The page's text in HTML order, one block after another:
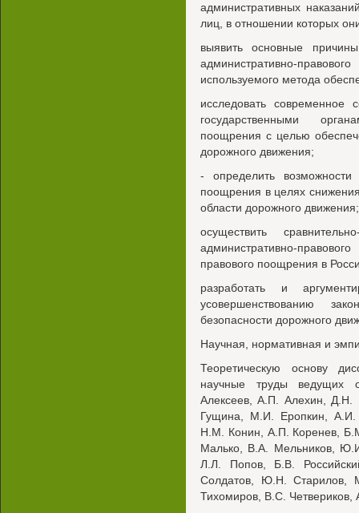
административных
лиц, в отношении которых
выявить основные
административно-
используемого метода
исследовать современное
государственными
поощрения с целью
дорожного движения;
- определить возможности
поощрения в целях
области дорожного движения;
осуществить
административно-
правового поощрения в
разработать и
усовершенствованию
безопасности дорожного
Научная, нормативная и
Теоретическую основу
научные труды ведущих
Алексеев, А.П. Алехин, Д.Н.
Гущина, М.И. Еропкин,
Н.М. Конин, А.П. Коренев,
Малько, В.А. Мельников,
Л.Л. Попов, Б.В.
Солдатов, Ю.Н. Старилов,
Тихомиров, B.C.